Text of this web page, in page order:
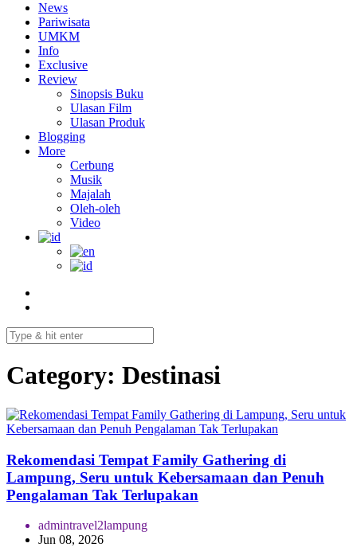
News
Pariwisata
UMKM
Info
Exclusive
Review
Sinopsis Buku
Ulasan Film
Ulasan Produk
Blogging
More
Cerbung
Musik
Majalah
Oleh-oleh
Video
Category: Destinasi
Rekomendasi Tempat Family Gathering di
Lampung, Seru untuk Kebersamaan dan Penuh
Pengalaman Tak Terlupakan
admintravel2lampung
Jun 08, 2026